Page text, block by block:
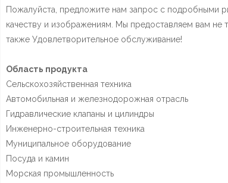
Пожалуйста, предложите нам запрос с подробными
качеству и изображениям. Мы предоставляем вам не
также Удовлетворительное обслуживание!
Область продукта
Сельскохозяйственная техника
Автомобильная и железнодорожная отрасль
Гидравлические клапаны и цилиндры
Инженерно-строительная техника
Муниципальное оборудование
Посуда и камин
Морская промышленность